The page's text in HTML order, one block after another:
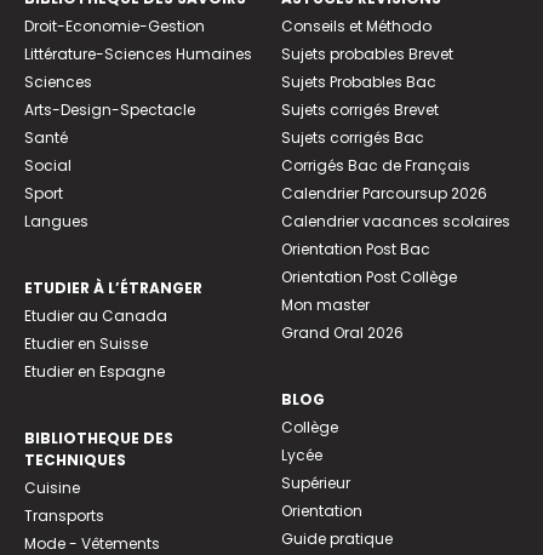
Droit-Economie-Gestion
Littérature-Sciences Humaines
Sciences
Arts-Design-Spectacle
Santé
Social
Sport
Langues
ETUDIER À L’ÉTRANGER
Etudier au Canada
Etudier en Suisse
Etudier en Espagne
BIBLIOTHEQUE DES
TECHNIQUES
Cuisine
Transports
Mode - Vêtements
Conseils et Méthodo
Sujets probables Brevet
Sujets Probables Bac
Sujets corrigés Brevet
Sujets corrigés Bac
Corrigés Bac de Français
Calendrier Parcoursup 2026
Calendrier vacances scolaires
Orientation Post Bac
Orientation Post Collège
Mon master
Grand Oral 2026
BLOG
Collège
Lycée
Supérieur
Orientation
Guide pratique